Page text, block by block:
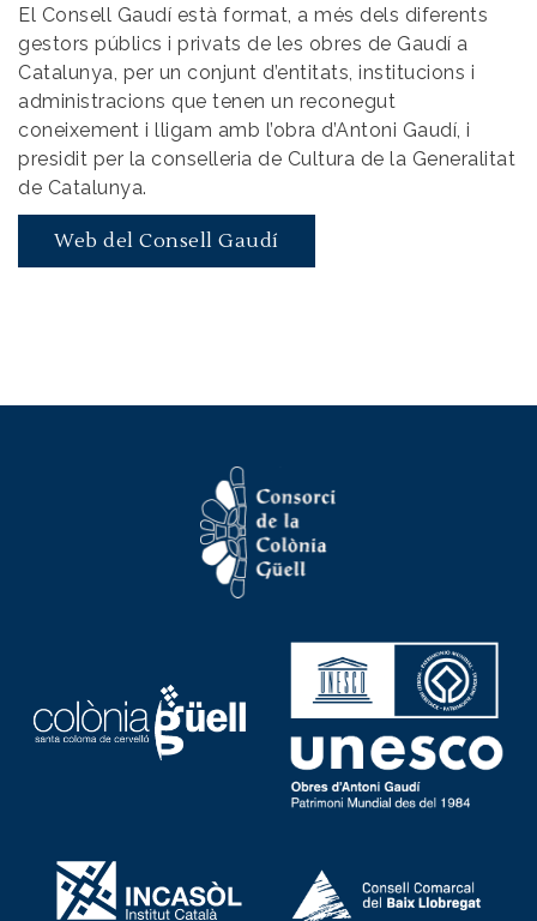
El Consell Gaudí està format, a més dels diferents
gestors públics i privats de les obres de Gaudí a
Catalunya, per un conjunt d’entitats, institucions i
administracions que tenen un reconegut
coneixement i lligam amb l’obra d’Antoni Gaudí, i
presidit per la conselleria de Cultura de la Generalitat
de Catalunya.
Web del Consell Gaudí